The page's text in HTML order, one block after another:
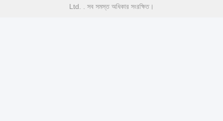
Ltd. . সব সমস্ত অধিকার সংরক্ষিত।